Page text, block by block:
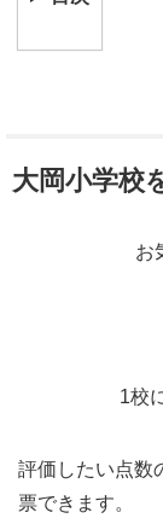
大岡小学校
お
1校
評価したい点数
票できます。